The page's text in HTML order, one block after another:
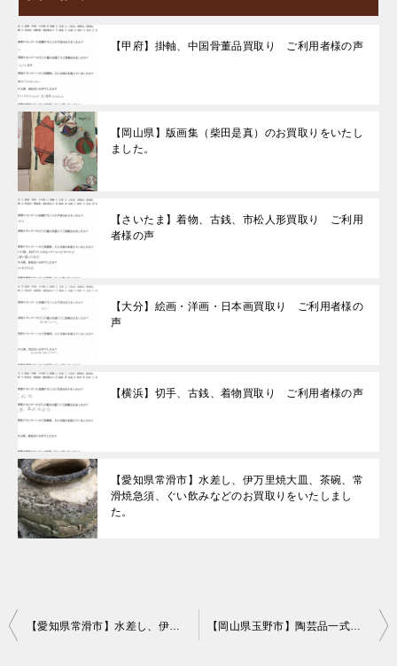
【甲府】掛軸、中国骨董品買取り ご利用者様の声
【岡山県】版画集（柴田是真）のお買取りをいたし
ました。
【さいたま】着物、古銭、市松人形買取り ご利用
者様の声
【大分】絵画・洋画・日本画買取り ご利用者様の
声
【横浜】切手、古銭、着物買取り ご利用者様の声
【愛知県常滑市】水差し、伊万里焼大皿、茶碗、常
滑焼急須、ぐい飲みなどのお買取りをいたしまし
た。
投
【愛知県常滑市】水差し、伊万里焼大皿、茶碗、常滑焼急須、ぐい飲みなどのお買取りをいたしました。 【岡山県玉野市】陶芸品一式のお買取りをいたしました。